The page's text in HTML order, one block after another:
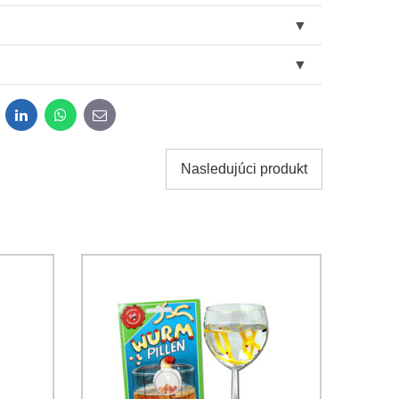
Ochrany osobných údajovspoločnosti Bomba s.r.o.
Odoslať
LinkedInWhatsApp
E-
mail
Nasledujúci produkt